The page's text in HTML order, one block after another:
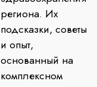
региона. Их
подсказки, советы
и опыт,
основанный на
комплексном